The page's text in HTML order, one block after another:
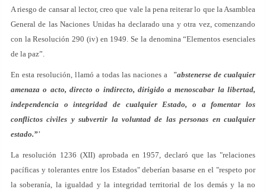
A riesgo de cansar al lector, creo que vale la pena reiterar lo que la Asamblea
General de las Naciones Unidas ha declarado una y otra vez, comenzando
con la Resolución 290 (iv) en 1949. Se la denomina “Elementos esenciales
de la paz”.
En esta resolución, llamó a todas las naciones a
"abstenerse de cualquier
amenaza o acto, directo o indirecto, dirigido a menoscabar la libertad,
independencia o integridad de cualquier Estado, o a fomentar los
conflictos civiles y subvertir la voluntad de las personas en cualquier
estado.”'
La resolución 1236 (XII) aprobada en 1957, declaró que las "relaciones
pacíficas y tolerantes entre los Estados" deberían basarse en el "respeto por
la soberanía, la igualdad y la integridad territorial de los demás y la no